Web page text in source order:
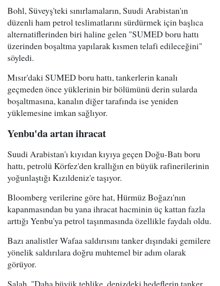
Bohl, Süveyş'teki sınırlamaların, Suudi Arabistan'ın
düzenli ham petrol teslimatlarını sürdürmek için başlıca
alternatiflerinden biri haline gelen "SUMED boru hattı
üzerinden boşaltma yapılarak kısmen telafi edileceğini"
söyledi.
Mısır'daki SUMED boru hattı, tankerlerin kanalı
geçmeden önce yüklerinin bir bölümünü derin sularda
boşaltmasına, kanalın diğer tarafında ise yeniden
yüklemesine imkan sağlıyor.
Yenbu'da artan ihracat
Suudi Arabistan'ı kıyıdan kıyıya geçen Doğu-Batı boru
hattı, petrolü Körfez'den krallığın en büyük rafinerilerinin
yoğunlaştığı Kızıldeniz'e taşıyor.
Bloomberg verilerine göre hat, Hürmüz Boğazı'nın
kapanmasından bu yana ihracat hacminin üç kattan fazla
arttığı Yenbu'ya petrol taşınmasında özellikle faydalı oldu.
Bazı analistler Wafaa saldırısını tanker dışındaki gemilere
yönelik saldırılara doğru muhtemel bir adım olarak
görüyor.
Salah, "Daha büyük tehlike, denizdeki hedeflerin tanker